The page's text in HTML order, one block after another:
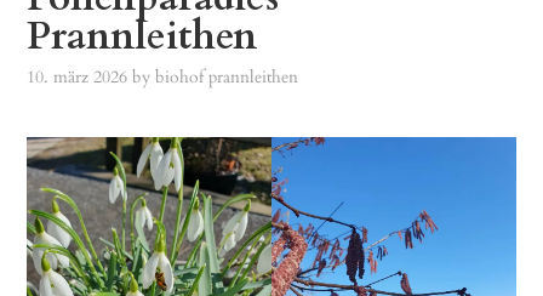
Prannleithen
10. märz 2026 bybiohof prannleithen